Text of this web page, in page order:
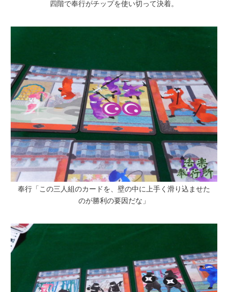
四階で奉行がチップを使い切って決着。
奉行「この三人組のカードを、壁の中に上手く滑り込ませた
のが勝利の要因だな」